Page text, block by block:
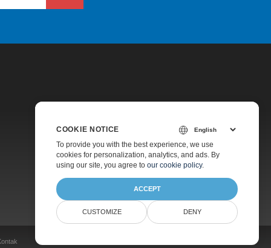
Harga
Dukungan Berbayar
Tentang
COOKIE NOTICE
To provide you with the best experience, we use
cookies for personalization, analytics, and ads. By
using our site, you agree to our cookie policy.
ACCEPT
CUSTOMIZE DENY